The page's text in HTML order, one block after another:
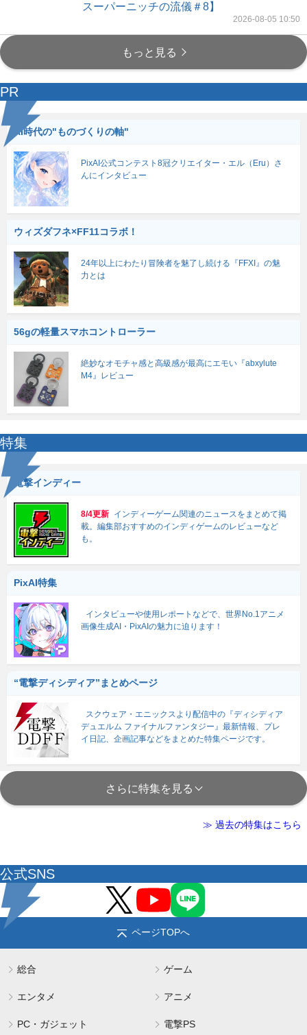
スーパーニッチの流儀＃8】
2026-08-05 10:50
もっと見る
PR
AI時代の"ものづくりの軸"
PixAI公式コンテスト8冠クリエイター・エル（Eru）さ
んにインタビュー
ウィズダフネ×FF11コラボ！
24年以上にわたり冒険者を魅了し続ける『FFXI』の魅
力とは
56gの軽量スマホコントローラー
絶妙なオモチャ感と高級感が最高にエモい『abxylute
M4』レビュー
特集
電撃インディー
8/4更新 インディーゲーム関連のニュースをまとめて掲
載。編集部おすすめのインディゲームのレビューなど
も。
PixAI特集
インタビューや使用レポートなどで、世界No.1アニメ
画像生成AI・PixAIの魅力に迫ります！
“電撃ディシディア”まとめページ
スクウェア・エニックスより配信中の『ディシディア
デュエルム ファイナルファンタジー』最新情報、プレ
イ日記、企画記事などをまとめた特集ページです。
さらに特集を見る
≫ 過去の特集はこちら
公式SNS
ページTOPへ
総合 ゲーム
エンタメ アニメ
PC・ガジェット 電撃PS